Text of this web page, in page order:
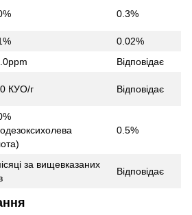
0.3%
0.02%
Відповідає
КУО/г Відповідає
0.5%
за вищевказаних
Відповідає